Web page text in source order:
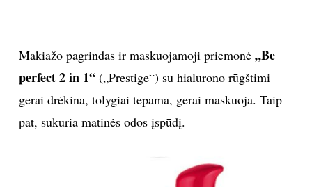
Makiažo pagrindas ir maskuojamoji priemonė „Be
perfect 2 in 1“(„Prestige“) su hialurono rūgštimi
gerai drėkina, tolygiai tepama, gerai maskuoja. Taip
pat, sukuria matinės odos įspūdį.